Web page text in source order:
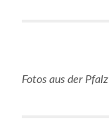
Fotos aus der Pfalz